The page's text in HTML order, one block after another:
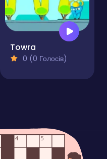
Towra
0 (0 Голосів)